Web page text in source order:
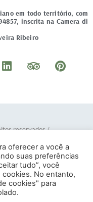
em todo território, com
inscrita na Camera di
Ribeiro
L
i
k
d
n
T
r
p
d
s
o
P
i
t
r
e
s
reservados/
oferecer a você a
suas preferências
tudo”, você
cookies. No entanto,
cookies" para